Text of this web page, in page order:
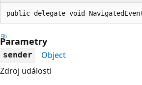
public delegate void
Parametry
sender
Object
Zdroj události